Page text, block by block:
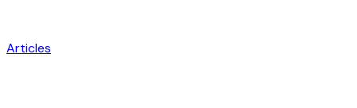
Articles